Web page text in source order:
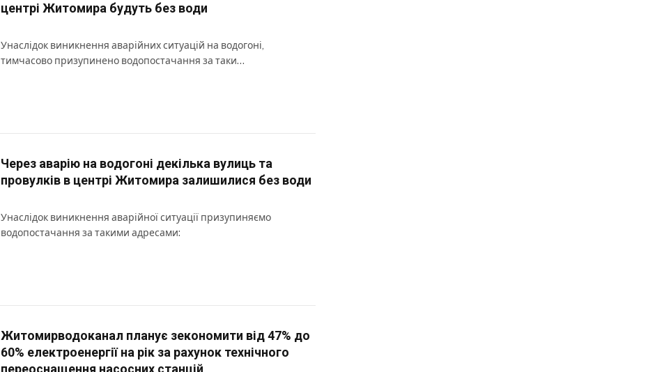
центрі Житомира будуть без води
Унаслідок виникнення аварійних ситуацій на водогоні,
тимчасово призупинено водопостачання за таки…
Через аварію на водогоні декілька вулиць та
провулків в центрі Житомира залишилися без води
Унаслідок виникнення аварійної ситуації призупиняємо
водопостачання за такими адресами:
Житомирводоканал планує зекономити від 47% до
60% електроенергії на рік за рахунок технічного
переоснащення насосних станцій